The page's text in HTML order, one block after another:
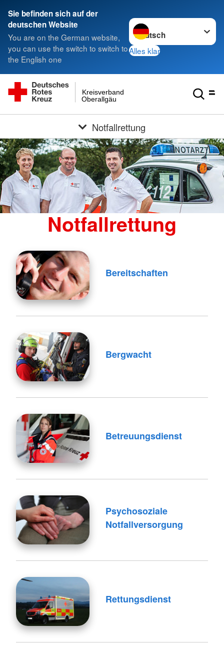
Sie befinden sich auf der
deutschen Website
You are on the German website,
you can use the switch to switch to
the English one
Sprache wechseln zu
Alles klar
Oberallgäu
Kreisverband
Notfallrettung
Notfallrettung
Bereitschaften
Bergwacht
Betreuungsdienst
Psychosoziale
Notfallversorgung
Rettungsdienst